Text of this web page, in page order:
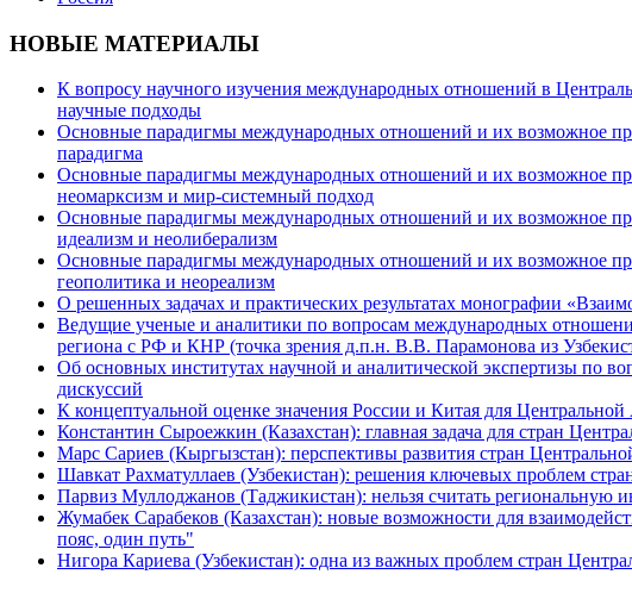
НОВЫЕ МАТЕРИАЛЫ
К вопросу научного изучения международных отношений в
научные подходы
Основные парадигмы международных отношений и их возможное
парадигма
Основные парадигмы международных отношений и их возможное
неомарксизм и мир-системный подход
Основные парадигмы международных отношений и их возможное
идеализм и неолиберализм
Основные парадигмы международных отношений и их возможное
геополитика и неореализм
О решенных задачах и практических результатах монографии
Ведущие ученые и аналитики по вопросам международных
региона с РФ и КНР (точка зрения д.п.н. В.В. Парамонова из
Об основных институтах научной и аналитической экспертизы по
дискуссий
К концептуальной оценке значения России и Китая для Центральной
Константин Сыроежкин (Казахстан): главная задача для стран
Марс Сариев (Кыргызстан): перспективы развития стран
Шавкат Рахматуллаев (Узбекистан): решения ключевых проблем
Парвиз Муллоджанов (Таджикистан): нельзя считать региональную
Жумабек Сарабеков (Казахстан): новые возможности для
пояс, один путь"
Нигора Кариева (Узбекистан): одна из важных проблем стран